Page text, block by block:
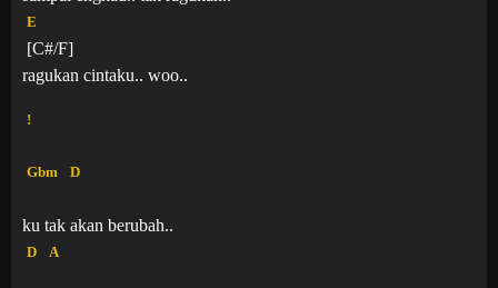
E
[C#/F]
ragukan cintaku.. woo..
!
Gbm D
ku tak akan berubah..
D A